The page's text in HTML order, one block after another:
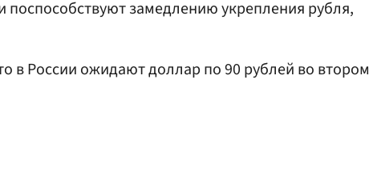
поспособствуют замедлению укрепления рубля,
в России ожидают доллар по 90 рублей во втором